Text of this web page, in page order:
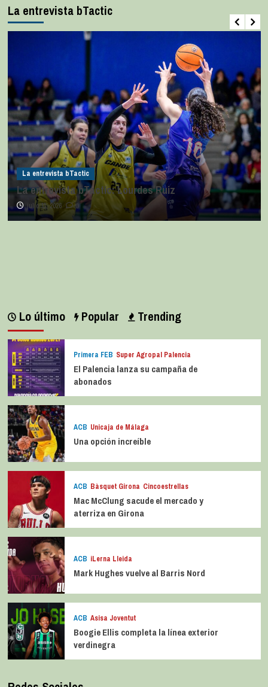
La entrevista bTactic
La entrevista bTactic
La entrevista bTactic: Lourdes Ruiz
julio 11, 2026 0
Lo último Popular Trending
Primera FEB Super Agropal Palencia
El Palencia lanza su campaña de
abonados
ACB Unicaja de Málaga
Una opción increíble
ACB Bàsquet Girona Cincoestrellas
Mac McClung sacude el mercado y
aterriza en Girona
ACB iLerna Lleida
Mark Hughes vuelve al Barris Nord
ACB Asisa Joventut
Boogie Ellis completa la línea exterior
verdinegra